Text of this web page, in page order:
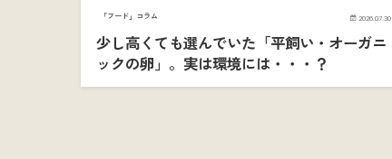
「フード」コラム 2026.07.30
少し高くても選んでいた「平飼い・オーガニ
ックの卵」。実は環境には・・・？